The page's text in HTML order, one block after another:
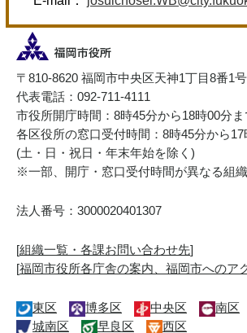
〒810-8620 福岡市中央区天神1丁目8番1号
代表電話：092-711-4111
市役所開庁時間：8時45分から18時00分ま
各区役所の窓口受付時間：8時45分から
(土・日・祝日・年末年始を除く)
※一部、開庁・窓口受付時間が異なる組
法人番号：3000020401307
[組織一覧・各課お問い合わせ先]
[福岡市役所各庁舎の案内、福岡市へのア
東区 博多区 中央区
南区
城南区
早良区 西区